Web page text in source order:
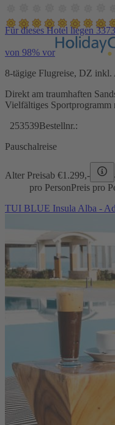
Für dieses Hotel liegen
von 98% vor
8-tägige Flugreise, DZ inkl.
Direkt am traumhaften
Vielfältiges Sportprogramm
253539Bestellnr.:
Pauschalreise
Alter Preisab €1.299,-
pro PersonPreis pro
TUI BLUE Insula Alba -